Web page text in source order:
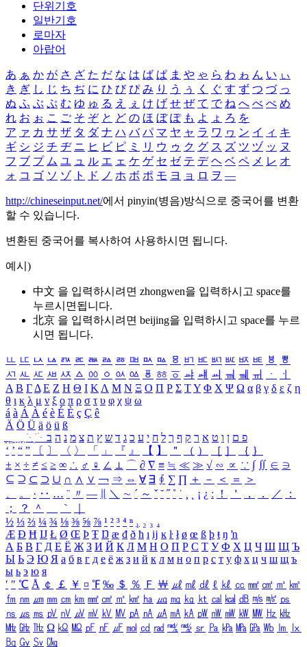
단위기호
일반기호
로마자
아랍어
あ ぁ か が さ ざ た だ な は ば ぱ ま や ゃ ら わ ゎ ん い ぃ
き ぎ し じ ち ぢ に ひ び ぴ み り う ぅ く ぐ す ず つ づ っ
ぬ ふ ぶ ぷ む ゆ ゅ る え ぇ け げ せ ぜ て で ね へ べ ぺ め
れ お ぉ こ ご そ ぞ と ど の ほ ぼ ぽ も よ ょ ろ を
ア ァ カ サ ザ タ ダ ナ ハ バ パ マ ヤ ャ ラ ワ ヮ ン イ ィ キ
ギ シ ジ チ ヂ ニ ヒ ビ ピ ミ リ ウ ゥ ク グ ス ズ ツ ヅ ッ ヌ
フ ブ プ ム ユ ュ ル エ ェ ケ ゲ セ ゼ テ デ ヘ ベ ペ メ レ オ
ォ コ ゴ ソ ゾ ト ド ノ ホ ボ ポ モ ヨ ョ ロ ヲ ―
http://chineseinput.net/에서 pinyin(병음)방식으로 중국어를 변환
할 수 있습니다.
변환된 중국어를 복사하여 사용하시면 됩니다.
예시)
中文 을 입력하시려면 zhongwen을 입력하시고 space를
누르시면됩니다.
北京 을 입력하시려면 beijing을 입력하시고 space를 누르
시면 됩니다.
ㅥ ㅦ ㅧ ㅨ ㅩ ㅪ ㅫ ㅬ ㅭ ㅮ ㅯ ㅰ ㅱ ㅲ ㅳ ㅴ ㅵ ㅶ ㅷ ㅸ
ㅹ
ㅺ ㅻ ㅼ ㅽ ㅾ ㅿ ㆀ ㆁ ㆂ ㆃ ㆄ ㆅ ㆆ ㆇ ㆈ ㆉ ㆊ ㆋ ㆌ ㆍ
ㆎ
Α Β ΓΔ Ε Ζ Η Θ Ι ΚΛ Μ Ν Ξ Ο Π Ρ Σ ΤΥ Φ Χ Ψ Ω α β γ δ ε ζ η
θ ι κ λ μ ν ξ ο π ρ σ τ υ φ χ ψ ω
á à Á À é è É È ç Ç ê
Ä Ö Ü ä ö ü ß
ִֶֹ ֻּ ׁׂ פ ם ן ו ט א ר ק ף ך ל ח י ע כ ג ד ש ץ ת צ מ נ ה ב
‘ ’ “ ” 〔 〕 〈 〉 「 」 『 』 【 】 ＂ （ ） ［ ］ ｛ ｝
± × ÷ ≠ ≤ ≥ ∞ ∴ ♂ ♀ ∠ ⊥ ⌒ ∂ ∇ ≡ ≒ ≪ ≫ √ ∽ ∝ ∵ ∫ ∬ ∈ ∋
⊆ ⊇ ⊂ ⊃ ∪ ∩ ∧ ∨ ￢ ⇒ ⇔ ∀ ∃ ∮ ∑ ∏ ＋ － ＜ ＝
＞
、
。 · ‥ … ¨ 〃 ― ＼ ∼ ´ ～ ˇ ˘ ˝ ˚ ˙ ¸ ¡ ¿ ː ！ ＇ ， ． ／
：
；
？ ＾ ｀
½ ⅓ ⅔ ¼ ¾ ⅛ ⅜ ⅝ ⅞ ¹ ² ³ ⁴ ⁿ ₁ ₂ ₃ ₄
Æ Ð Ħ Ĳ Ł Ø Œ Þ Ŧ Ŋ æ đ ð ħ ı ĳ ĸ ŀ ł ø œ ß þ ŧ ŋ ŉ
А Б В Г Д Е Ё Ж З И Й К Л М Н О П Р С Т У Ф Х Ц Ч Ш Щ Ъ
Ы Ь Э Ю Я а б в г д е ё ж з и й к л м н о п р с т у ф х ц ч ш щ ъ
ы ь э ю я
′ ″ ℃ Å ￠ ￡ ￥ ¤ ℉ ‰ ＄ ％ Ｆ ￦ ㎕ ㎖ ㎗ ℓ ㎘ ㏄ ㎣ ㎤ ㎥ ㎦
㎙ ㎚ ㎛ ㎜ ㎝ ㎞ ㎟ ㎠ ㎡ ㎢ ㏊ ㎍ ㎎ ㎏ ㏏ ㎈ ㎉ ㏈ ㎧ ㎨ ㎰
㎱ ㎲ ㎳ ㎴ ㎵ ㎶ ㎷ ㎸ ㎹ ㎀ ㎁ ㎂ ㎃ ㎄ ㎺ ㎻ ㎽ ㎾ ㎿ ㎐ ㎑
㎒ ㎓ ㎔ Ω ㏀ ㏁ ㎊ ㎋ ㎌ ㏖ ㏅ ㎭ ㎮ ㎯ ㏛ ㎩ ㎪ ㎫ ㎬ ㏝ ㏐
㏓
㏃ ㏉ ㏜ ㏆